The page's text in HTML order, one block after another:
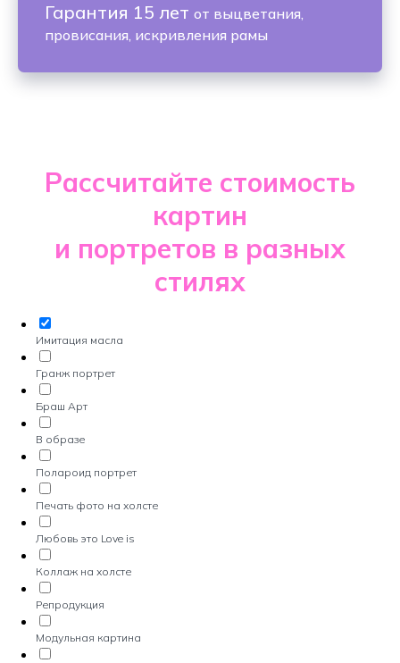
Гарантия 15 лет от выцветания,
провисания, искривления рамы
Рассчитайте стоимость
картин
и портретов в разных
стилях
Имитация масла
Гранж портрет
Браш Арт
В образе
Полароид портрет
Печать фото на холсте
Любовь это Love is
Коллаж на холсте
Репродукция
Модульная картина